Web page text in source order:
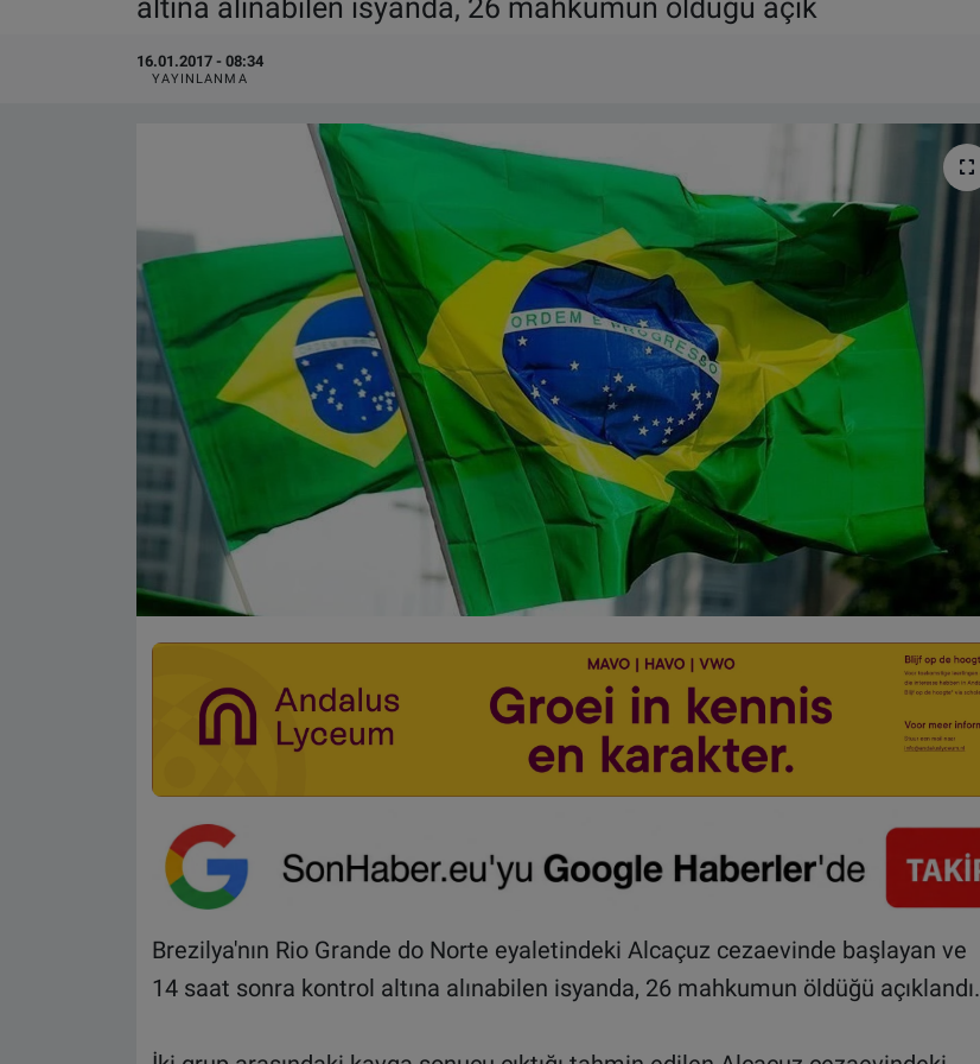
altına alınabilen isyanda, 26 mahkumun öldüğü açık
16.01.2017 - 08:34
YAYINLANMA
Brezilya'nın Rio Grande do Norte eyaletindeki Alcaçuz cezaevinde başlayan ve
14 saat sonra kontrol altına alınabilen isyanda, 26 mahkumun öldüğü açıklandı.
Çerez Politikası